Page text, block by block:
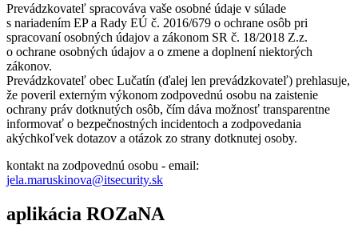
Prevádzkovateľ spracováva vaše osobné údaje v súlade
s nariadením EP a Rady EÚ č. 2016/679 o ochrane osôb pri
spracovaní osobných údajov a zákonom SR č. 18/2018 Z.z.
o ochrane osobných údajov a o zmene a doplnení niektorých
zákonov.
Prevádzkovateľ obec Lučatín (ďalej len prevádzkovateľ) prehlasuje,
že poveril externým výkonom zodpovednú osobu na zaistenie
ochrany práv dotknutých osôb, čím dáva možnosť transparentne
informovať o bezpečnostných incidentoch a zodpovedania
akýchkoľvek dotazov a otázok zo strany dotknutej osoby.
kontakt na zodpovednú osobu - email:
jela.maruskinova@itsecurity.sk
aplikácia ROZaNA